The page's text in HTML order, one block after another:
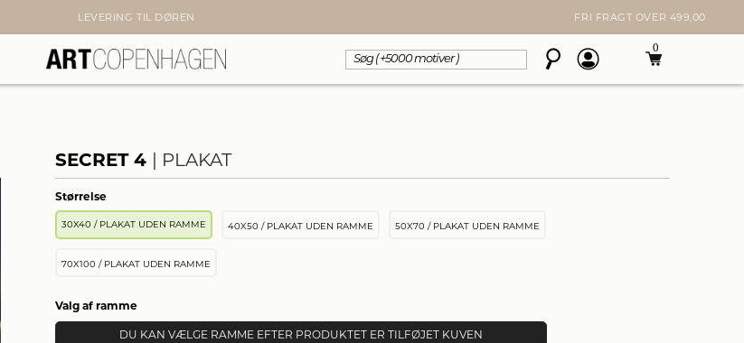
FRI FRAGT OVER 499,00
LEVERING TIL DØREN
0
SECRET 4 PLAKAT
Størrelse
30X40 / PLAKAT UDEN RAMME 40X50 / PLAKAT UDEN RAMME 50X70 / PLAKAT UDEN RAMME
70X100 / PLAKAT UDEN RAMME
Valg af ramme
DU KAN VÆLGE RAMME EFTER PRODUKTET ER TILFØJET KUVEN